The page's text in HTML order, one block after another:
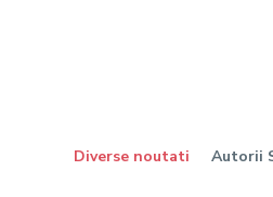
Diverse noutati Autorii